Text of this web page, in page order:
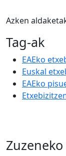
Azken
Tag-ak
EAEko
Euskal
EAEko